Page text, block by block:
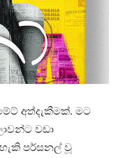
අත්දැකීමක්. මට
වඩා
පර්සනල් වූ